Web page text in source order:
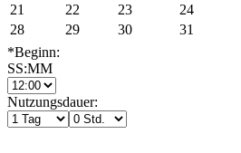
21
22 23 24
28
29 30
31
*Beginn:
SS:MM
Nutzungsdauer: